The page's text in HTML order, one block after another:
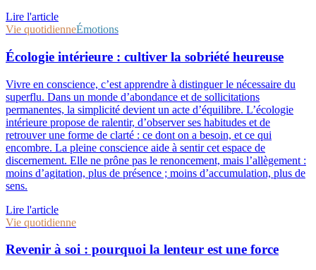
Lire l'article
Vie quotidienneÉmotions
Écologie intérieure : cultiver la sobriété heureuse
Vivre en conscience, c’est apprendre à distinguer le nécessaire du
superflu. Dans un monde d’abondance et de sollicitations
permanentes, la simplicité devient un acte d’équilibre. L’écologie
intérieure propose de ralentir, d’observer ses habitudes et de
retrouver une forme de clarté : ce dont on a besoin, et ce qui
encombre. La pleine conscience aide à sentir cet espace de
discernement. Elle ne prône pas le renoncement, mais l’allègement :
moins d’agitation, plus de présence ; moins d’accumulation, plus de
sens.
Lire l'article
Vie quotidienne
Revenir à soi : pourquoi la lenteur est une force